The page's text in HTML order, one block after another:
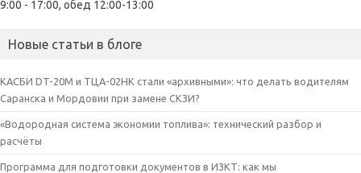
9:00 - 17:00, обед 12:00-13:00
Новые статьи в блоге
КАСБИ DT-20M и ТЦА-02НК стали «архивными»: что делать водителям
Саранска и Мордовии при замене СКЗИ?
«Водородная система экономии топлива»: технический разбор и
расчёты
Программа для подготовки документов в ИЗКТ: как мы